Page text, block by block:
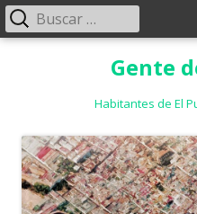
Gente
Habitantes de El
Menú
Buscar: